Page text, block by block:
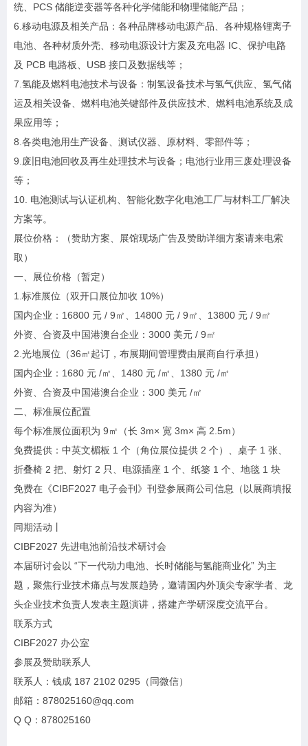
统、PCS 储能逆变器等各种化学储能和物理储能产品；
6.移动电源及相关产品：各种品牌移动电源产品、各种规格锂离子
电池、各种材质外壳、移动电源设计方案及充电器 IC、保护电路
及 PCB 电路板、USB 接口及数据线等；
7.氢能及燃料电池技术与设备：制氢设备技术与氢气供应、氢气储
运及相关设备、燃料电池关键部件及供应技术、燃料电池系统及成
果应用等；
8.各类电池用生产设备、测试仪器、原材料、零部件等；
9.废旧电池回收及再生处理技术与设备；电池行业用三废处理设备
等；
10. 电池测试与认证机构、智能化数字化电池工厂与材料工厂解决
方案等。
展位价格：（赞助方案、展馆现场广告及赞助详细方案请来电索
取）
一、展位价格（暂定）
1.标准展位（双开口展位加收 10%）
国内企业：16800 元 / 9㎡、14800 元 / 9㎡、13800 元 / 9㎡
外资、合资及中国港澳台企业：3000 美元 / 9㎡
2.光地展位（36㎡起订，布展期间管理费由展商自行承担）
国内企业：1680 元 /㎡、1480 元 /㎡、1380 元 /㎡
外资、合资及中国港澳台企业：300 美元 /㎡
二、标准展位配置
每个标准展位面积为 9㎡（长 3m× 宽 3m× 高 2.5m）
免费提供：中英文楣板 1 个（角位展位提供 2 个）、桌子 1 张、
折叠椅 2 把、射灯 2 只、电源插座 1 个、纸篓 1 个、地毯 1 块
免费在《CIBF2027 电子会刊》刊登参展商公司信息（以展商填报
内容为准）
同期活动丨
CIBF2027 先进电池前沿技术研讨会
本届研讨会以 “下一代动力电池、长时储能与氢能商业化” 为主
题，聚焦行业技术痛点与发展趋势，邀请国内外顶尖专家学者、龙
头企业技术负责人发表主题演讲，搭建产学研深度交流平台。
联系方式
CIBF2027 办公室
参展及赞助联系人
联系人：钱成 187 2102 0295（同微信）
邮箱：878025160@qq.com
Q Q：878025160